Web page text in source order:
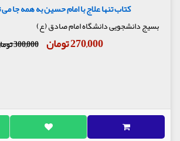
کتاب تنها علاج با امام حسین به همه جا
بسیج دانشجویی دانشگاه امام صادق (ع)
270,000 تومان 300,000 تومان